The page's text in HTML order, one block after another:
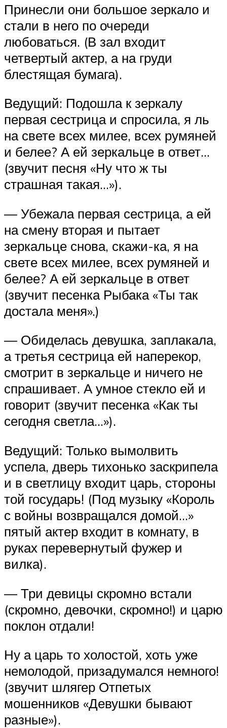
Принесли они большое зеркало и
стали в него по очереди
любоваться. (В зал входит
четвертый актер, а на груди
блестящая бумага).
Ведущий: Подошла к зеркалу
первая сестрица и спросила, я ль
на свете всех милее, всех румяней
и белее? А ей зеркальце в ответ…
(звучит песня «Ну что ж ты
страшная такая…»).
— Убежала первая сестрица, а ей
на смену вторая и пытает
зеркальце снова, скажи-ка, я на
свете всех милее, всех румяней и
белее? А ей зеркальце в ответ
(звучит песенка Рыбака «Ты так
достала меня».)
— Обиделась девушка, заплакала,
а третья сестрица ей наперекор,
смотрит в зеркальце и ничего не
спрашивает. А умное стекло ей и
говорит (звучит песенка «Как ты
сегодня светла…»).
Ведущий: Только вымолвить
успела, дверь тихонько заскрипела
и в светлицу входит царь, стороны
той государь! (Под музыку «Король
с войны возвращался домой…»
пятый актер входит в комнату, в
руках перевернутый фужер и
вилка).
— Три девицы скромно встали
(скромно, девочки, скромно!) и царю
поклон отдали!
Ну а царь то холостой, хоть уже
немолодой, призадумался немного!
(звучит шлягер Отпетых
мошенников «Девушки бывают
разные»).